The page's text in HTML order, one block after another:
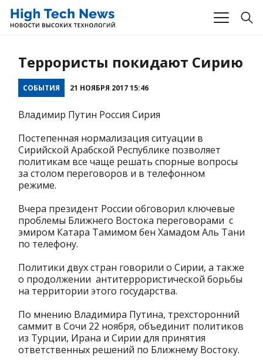
Террористы покидают Сирию
СОБЫТИЯ 21 НОЯБРЯ 2017 15:46
Владимир Путин Россия Сирия
Постепенная нормализация ситуации в
Сирийской Арабской Республике позволяет
политикам все чаще решать спорные вопросы
за столом переговоров и в телефонном
режиме.
Вчера президент России обговорил ключевые
проблемы Ближнего Востока переговорами с
эмиром Катара Тамимом бен Хамадом Аль Тани
по телефону.
Политики двух стран говорили о Сирии, а также
о продолжении антитеррористической борьбы
на территории этого государства.
По мнению Владимира Путина, трехсторонний
саммит в Сочи 22 ноября, объединит политиков
из Турции, Ирана и Сирии для принятия
ответственных решений по Ближнему Востоку.